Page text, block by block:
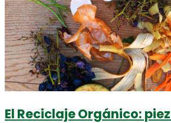
El Reciclaje Orgánico: